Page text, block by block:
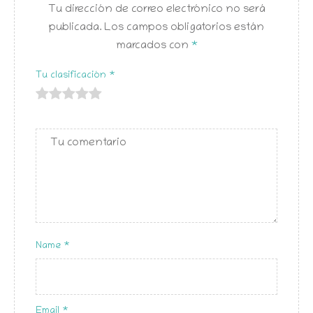
Tu dirección de correo electrónico no será
publicada. Los campos obligatorios están
marcados con *
Tu clasificación *
5
estrellas
estrellas
estrellas
estrellas
estrellas
Name *